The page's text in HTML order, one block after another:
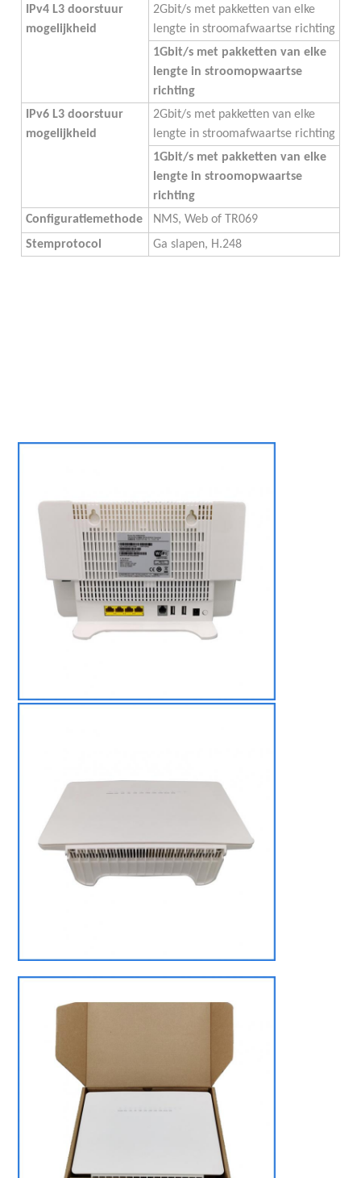
IPv4 L3 doorstuur
mogelijkheid
2Gbit/s met pakketten van elke
lengte in stroomafwaartse richting
1Gbit/s met pakketten van elke
lengte in stroomopwaartse
richting
IPv6 L3 doorstuur
mogelijkheid
2Gbit/s met pakketten van elke
lengte in stroomafwaartse richting
1Gbit/s met pakketten van elke
lengte in stroomopwaartse
richting
Configuratiemethode
NMS, Web of TR069
Stemprotocol
Ga slapen, H.248